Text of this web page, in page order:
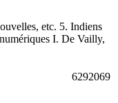
etc. 5. Indiens
I. De Vailly,
6292069